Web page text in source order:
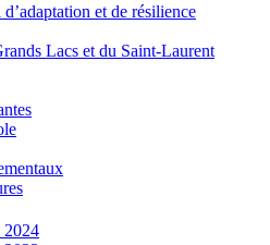
et de résilience
Lacs et du Saint-Laurent
2024